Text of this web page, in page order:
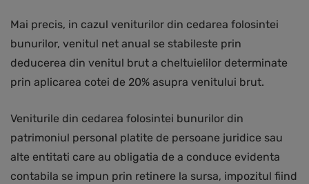
Mai precis, in cazul veniturilor din cedarea folosintei
bunurilor, venitul net anual se stabileste prin
deducerea din venitul brut a cheltuielilor determinate
prin aplicarea cotei de 20% asupra venitului brut.
Veniturile din cedarea folosintei bunurilor din
patrimoniul personal platite de persoane juridice sau
alte entitati care au obligatia de a conduce evidenta
contabila se impun prin retinere la sursa, impozitul fiind